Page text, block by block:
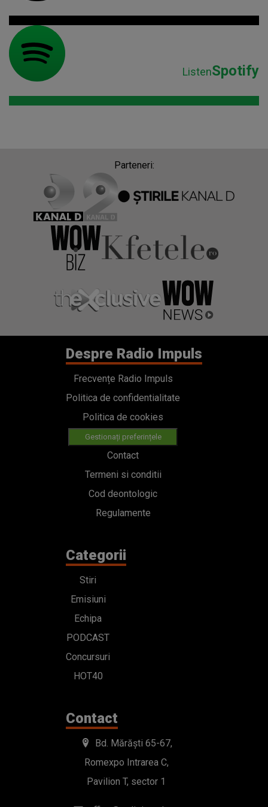
ListenSpotify
Parteneri:
Despre Radio Impuls
Frecvențe Radio Impuls
Politica de confidentialitate
Politica de cookies
Gestionați preferințele
Contact
Termeni si conditii
Cod deontologic
Regulamente
Categorii
Stiri
Emisiuni
Echipa
PODCAST
Concursuri
HOT40
Contact
Bd. Mărăști 65-67,
Romexpo Intrarea C,
Pavilion T, sector 1